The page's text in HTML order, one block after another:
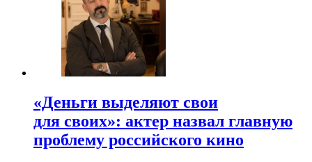
«Деньги выделяют свои
для своих»: актер назвал главную
проблему российского кино